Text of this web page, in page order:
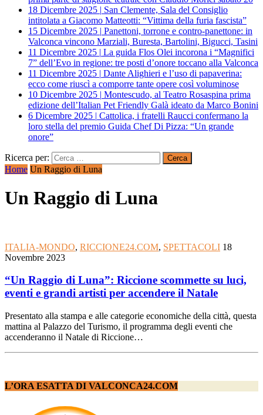
18 Dicembre 2025 | San Clemente, Sala del Consiglio
intitolata a Giacomo Matteotti: “Vittima della furia fascista”
15 Dicembre 2025 | Panettoni, torrone e contro-panettone: in
Valconca vincono Marziali, Buresta, Bartolini, Bigucci, Tasini
11 Dicembre 2025 | La guida Flos Olei incorona i “Magnifici
7” dell’Evo in regione: tre posti d’onore toccano alla Valconca
11 Dicembre 2025 | Dante Alighieri e l’uso di papaverina:
ecco come riuscì a comporre tante opere così voluminose
10 Dicembre 2025 | Montescudo, al Teatro Rosaspina prima
edizione dell’Italian Pet Friendly Galà ideato da Marco Bonini
6 Dicembre 2025 | Cattolica, i fratelli Raucci confermano la
loro stella del premio Guida Chef Di Pizza: “Un grande
onore”
Ricerca per:
Home Un Raggio di Luna
Un Raggio di Luna
ITALIA-MONDO, RICCIONE24.COM, SPETTACOLI 18
Novembre 2023
“Un Raggio di Luna”: Riccione scommette su luci,
eventi e grandi artisti per accendere il Natale
Presentato alla stampa e alle categorie economiche della città, questa
mattina al Palazzo del Turismo, il programma degli eventi che
accenderanno il Natale di Riccione…
L’ORA ESATTA DI VALCONCA24.COM